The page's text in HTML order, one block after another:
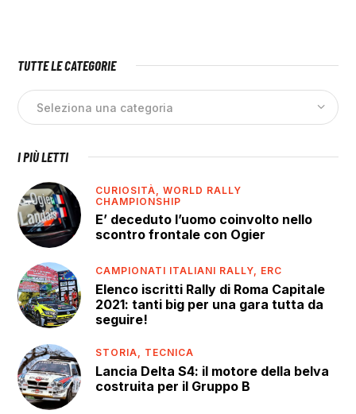
TUTTE LE CATEGORIE
I PIÙ LETTI
CURIOSITÀ,WORLD RALLY
CHAMPIONSHIP
E’ deceduto l’uomo coinvolto nello
scontro frontale con Ogier
CAMPIONATI ITALIANI RALLY, ERC
Elenco iscritti Rally di Roma Capitale
2021: tanti big per una gara tutta da
seguire!
STORIA, TECNICA
Lancia Delta S4: il motore della belva
costruita per il Gruppo B